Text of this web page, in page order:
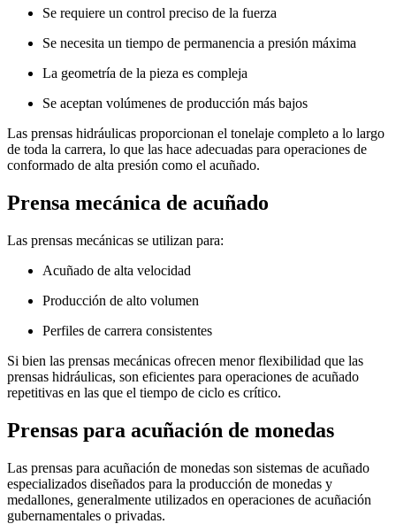
Se requiere un control preciso de la fuerza
Se necesita un tiempo de permanencia a presión máxima
La geometría de la pieza es compleja
Se aceptan volúmenes de producción más bajos
Las prensas hidráulicas proporcionan el tonelaje completo a lo largo
de toda la carrera, lo que las hace adecuadas para operaciones de
conformado de alta presión como el acuñado.
Prensa mecánica de acuñado
Las prensas mecánicas se utilizan para:
Acuñado de alta velocidad
Producción de alto volumen
Perfiles de carrera consistentes
Si bien las prensas mecánicas ofrecen menor flexibilidad que las
prensas hidráulicas, son eficientes para operaciones de acuñado
repetitivas en las que el tiempo de ciclo es crítico.
Prensas para acuñación de monedas
Las prensas para acuñación de monedas son sistemas de acuñado
especializados diseñados para la producción de monedas y
medallones, generalmente utilizados en operaciones de acuñación
gubernamentales o privadas.